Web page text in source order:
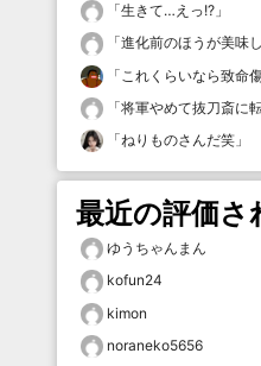
「生きて…えっ!? 」
「進化前のほうが美味
「 これくらいなら致命
「将軍やめて抜刀斎に
「ねりものさんだ笑 」
最近の評価さ
ゆうちゃんまん
kofun24
kimon
noraneko5656